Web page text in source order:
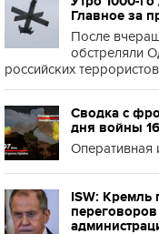
Главное за
После
обстреляли
российских террористов
Сводка с
дня войны
Оперативная
ISW: Кремль